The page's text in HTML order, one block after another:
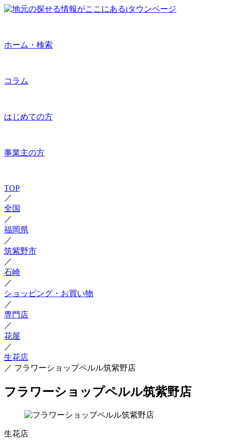
ホーム・検索
コラム
はじめての方
事業主の方
TOP
／
全国
／
福岡県
／
筑紫野市
／
石崎
／
ショッピング・お買い物
／
専門店
／
花屋
／
生花店
／ フラワーショップペルル筑紫野店
フラワーショップペルル筑紫野店
生花店